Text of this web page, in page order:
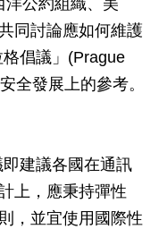
洋公約組織、美
同討論應如何維護
倡議」(Prague
全發展上的參考。
建議各國在通訊
上，應秉持彈性
，並宜使用國際性